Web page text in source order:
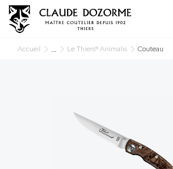
Accueil ... Le Thiers® Animalis Couteau
Panneau de gestion des cookies